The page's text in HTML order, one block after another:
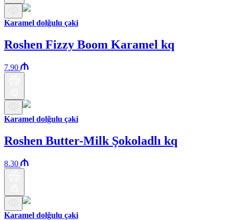
Karamel dolğulu çəki
Roshen Fizzy Boom Karamel kq
7.90
Karamel dolğulu çəki
Roshen Butter-Milk Şokoladlı kq
8.30
Karamel dolğulu çəki